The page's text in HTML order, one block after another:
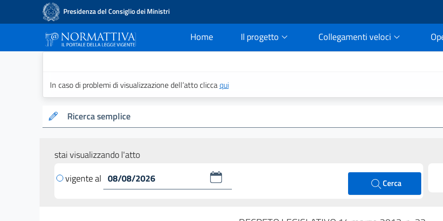
Presidenza del Consiglio dei Ministri
Home
current Il progetto Collegamenti veloci
In caso di problemi di visualizzazione dell’atto cliccaqui
Ricerca semplice
stai visualizzando l'atto
vigente al
Cerca